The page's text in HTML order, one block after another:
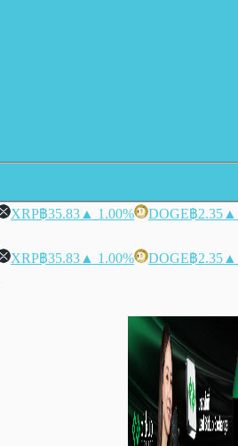
XRP฿35.83 ▲ 1.00% DOGE฿2.35 ▲
XRP฿35.83 ▲ 1.00% DOGE฿2.35 ▲